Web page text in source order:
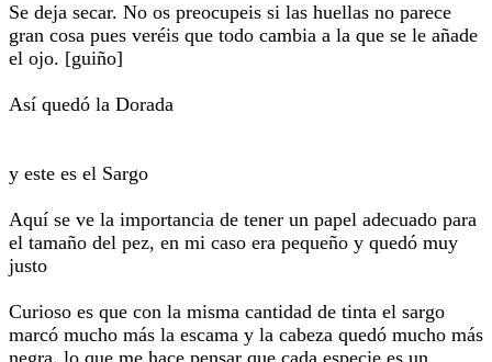
Se deja secar. No os preocupeis si las huellas no parece
gran cosa pues veréis que todo cambia a la que se le añade
el ojo. [guiño]
Así quedó la Dorada
y este es el Sargo
Aquí se ve la importancia de tener un papel adecuado para
el tamaño del pez, en mi caso era pequeño y quedó muy
justo
Curioso es que con la misma cantidad de tinta el sargo
marcó mucho más la escama y la cabeza quedó mucho más
negra, lo que me hace pensar que cada especie es un